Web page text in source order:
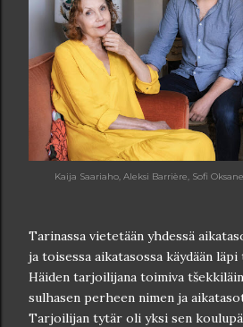
Kaija Saariaho, Aleksi Barrière, Sofi
Tarinassa vietetään yhdessä
ja toisessa aikatasossa käydään
Häiden tarjoilijana toimiva
sulhasen perheen nimen ja
Tarjoilijan tytär oli yksi sen